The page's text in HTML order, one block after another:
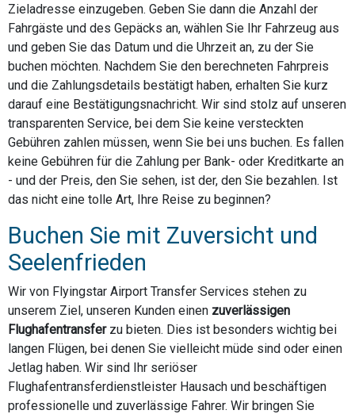
Zieladresse einzugeben. Geben Sie dann die Anzahl der
Fahrgäste und des Gepäcks an, wählen Sie Ihr Fahrzeug aus
und geben Sie das Datum und die Uhrzeit an, zu der Sie
buchen möchten. Nachdem Sie den berechneten Fahrpreis
und die Zahlungsdetails bestätigt haben, erhalten Sie kurz
darauf eine Bestätigungsnachricht. Wir sind stolz auf unseren
transparenten Service, bei dem Sie keine versteckten
Gebühren zahlen müssen, wenn Sie bei uns buchen. Es fallen
keine Gebühren für die Zahlung per Bank- oder Kreditkarte an
- und der Preis, den Sie sehen, ist der, den Sie bezahlen. Ist
das nicht eine tolle Art, Ihre Reise zu beginnen?
Buchen Sie mit Zuversicht und
Seelenfrieden
Wir von Flyingstar Airport Transfer Services stehen zu
unserem Ziel, unseren Kunden einen zuverlässigen
Flughafentransferzu bieten. Dies ist besonders wichtig bei
langen Flügen, bei denen Sie vielleicht müde sind oder einen
Jetlag haben. Wir sind Ihr seriöser
Flughafentransferdienstleister Hausach und beschäftigen
professionelle und zuverlässige Fahrer. Wir bringen Sie